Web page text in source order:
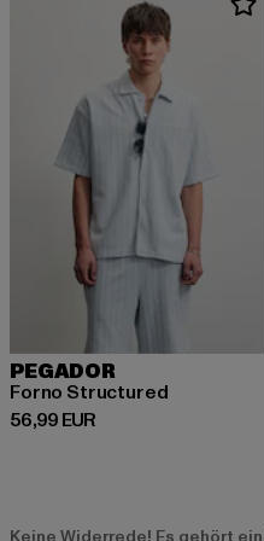
PEGADOR
Forno Structured
56,99 EUR
Derzeitiger Preis: 56,99 EUR
Keine Widerrede! Es gehört